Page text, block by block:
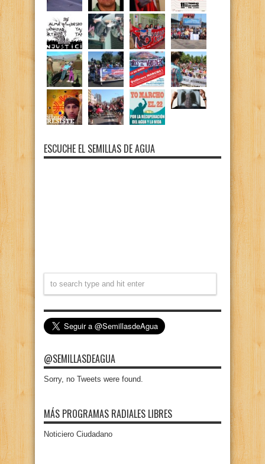
ESCUCHE EL SEMILLAS DE AGUA
@SEMILLASDEAGUA
Sorry, no Tweets were found.
MÁS PROGRAMAS RADIALES LIBRES
Noticiero Ciudadano